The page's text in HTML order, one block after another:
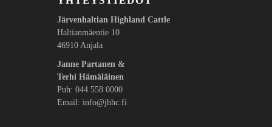
Järvenhaltian Highland Cattle
Haltianmäentie 10
46910 Anjala
Janne Partanen &
Terhi Hämäläinen
Puh: 044 558 0000
Email: info@jhhc.fi